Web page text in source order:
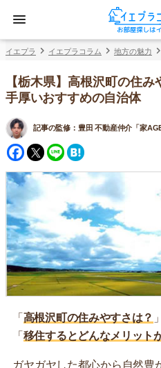
イエプラ イエプラコラム 地方の魅力
【栃木県】高根沢町の住
手厚いおすすめの自治体
記事の監修： 豊田 不動産仲介「家
Facebook
Twitter
Line
「 高根沢町の住みやすさは？ 」
「 移住するとどんなメリット
ガヤガヤした都心から自然豊